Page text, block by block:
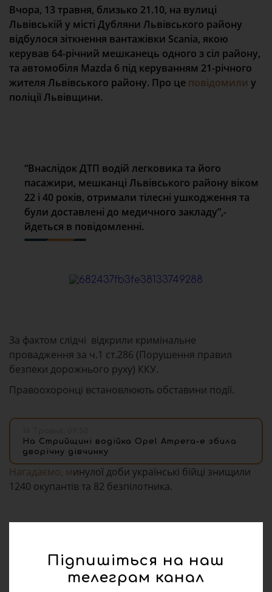
Вчора, 13 травня, близько 21.10, на вулиці
Львівській у місті Дубляни Львівського району
відбулося зіткнення вантажівки Scania, якою
керував 64-річний мешканець одного з сіл району,
та автомобіля Mazda 6 під керуванням 21-річного
жителя Львівського району. Про це повідомили у
поліції Львівщини.
“Внаслідок ДТП водій легковика та його
пасажири, мешканці Львівського району віком
22 і 40 років, отримали тілесні ушкодження та
були доставлені до медичного закладу”,-
йдеться в повідомленні.
За фактом слідчі відкрили кримінальне
провадження за ч.1 ст.286 (Порушення правил
безпеки дорожнього руху) ККУ.
Правоохоронці встановлюють обставини події.
На Стрийщині водійка Opel Ampera-e збила
дворічну дівчинку
Нагадаємо, минулої доби українські бійці знищили
1240 окупантів та 82 безпілотника.
Підпишіться на наш
телеграм канал